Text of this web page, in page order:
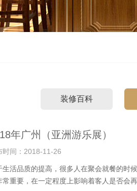
装修百科
年广州（亚洲游乐展）
时间：2018-11-26
生活品质的提高，很多人在聚会就餐的时
常重要，在一定程度上影响着客人是否会